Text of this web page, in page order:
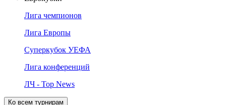
Лига чемпионов
Лига Европы
Суперкубок УЕФА
Лига конференций
ЛЧ - Top News
Ко всем турнирам